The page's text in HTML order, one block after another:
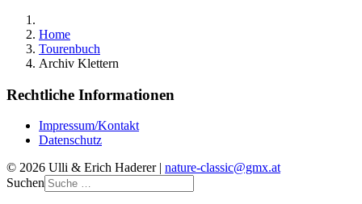
Home
Tourenbuch
Archiv Klettern
Rechtliche Informationen
Impressum/Kontakt
Datenschutz
© 2026 Ulli & Erich Haderer | nature-classic@gmx.at
Suchen